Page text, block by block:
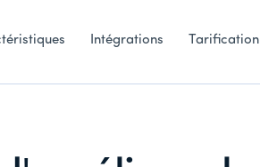
Intégrations Tarification